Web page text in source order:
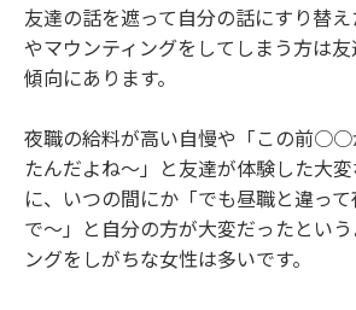
友達の話を遮って自分の話にすり替
やマウンティングをしてしまう方は
傾向にあります。
夜職の給料が高い自慢や「この前○○
たんだよね～」と友達が体験した大
に、いつの間にか「でも昼職と違っ
で～」と自分の方が大変だったとい
ングをしがちな女性は多いです。